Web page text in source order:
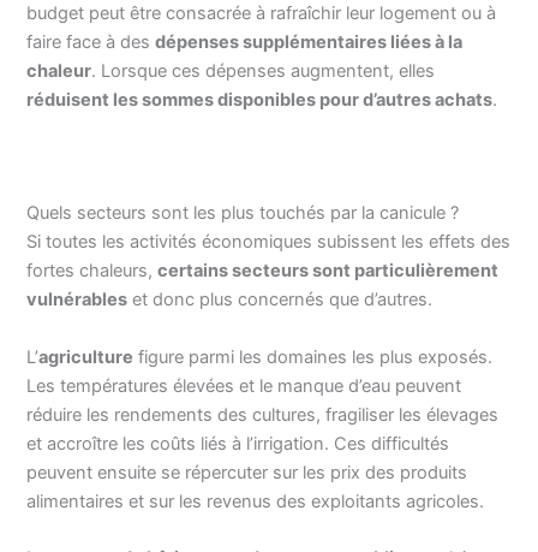
budget peut être consacrée à rafraîchir leur logement ou à
faire face à desdépenses supplémentaires liées à la
chaleur. Lorsque ces dépenses augmentent, elles
réduisent les sommes disponibles pour d’autres achats.
Quels secteurs sont les plus touchés par la canicule ?
Si toutes les activités économiques subissent les effets des
fortes chaleurs,certains secteurs sont particulièrement
vulnérables et donc plus concernés que d’autres.
L’agriculture figure parmi les domaines les plus exposés.
Les températures élevées et le manque d’eau peuvent
réduire les rendements des cultures, fragiliser les élevages
et accroître les coûts liés à l’irrigation. Ces difficultés
peuvent ensuite se répercuter sur les prix des produits
alimentaires et sur les revenus des exploitants agricoles.